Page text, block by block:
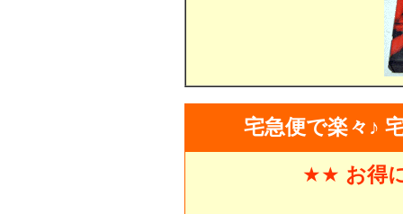
宅急便で楽々♪
★★ お得